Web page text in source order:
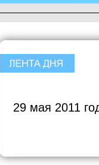
29 мая 2011